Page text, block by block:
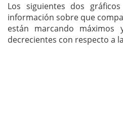
Los siguientes dos
información sobre que
están marcando máximos
decrecientes con respecto a